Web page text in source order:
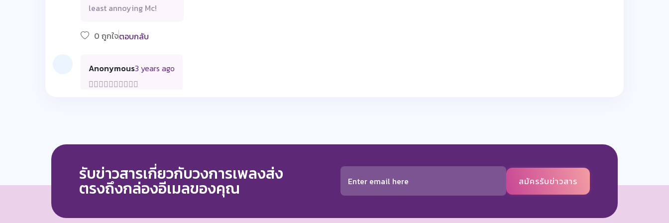
least annoying Mc!
0 ถูกใจตอบกลับ
Anonymous3 years ago
❤️‍🔥❤️‍🔥❤️‍🔥❤️‍🔥❤️‍🔥
potae3 years ago
0 ถูกใจตอบกลับ
Deaw Korakot2 years ago
รับข่าวสารเกี่ยวกับวงการเพลงส่ง
ตรงถึงกล่องอีเมลของคุณ สมัครรับข่าวสาร